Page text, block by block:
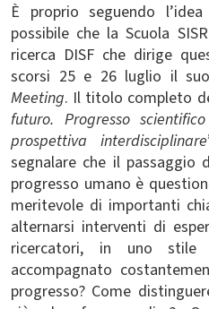
È proprio seguendo
possibile che la Scuola
ricerca DISF che dirige
scorsi 25 e 26 luglio il
Meeting. Il titolo completo
futuro. Progresso
prospettiva interdisciplinare
segnalare che il passaggio
progresso umano è
meritevole di importanti
alternarsi interventi di
ricercatori, in uno stile
accompagnato
progresso? Come